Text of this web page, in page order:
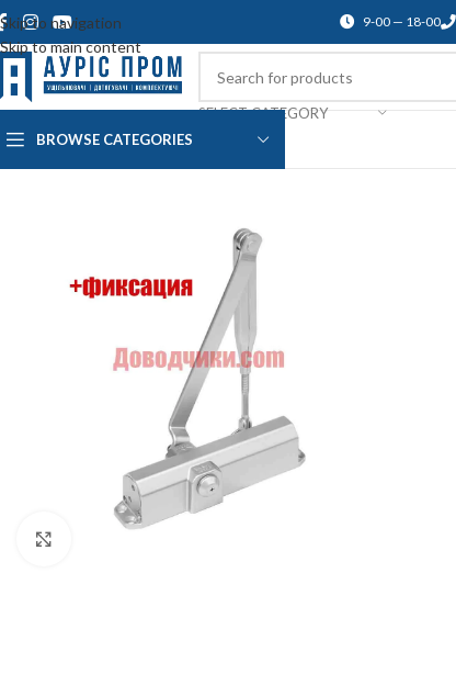
Skip to navigation
Skip to main content
9-00 — 18-00
SELECT CATEGORY
BROWSE CATEGORIES